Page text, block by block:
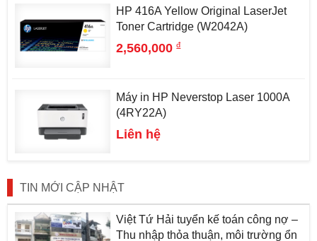
HP 416A Yellow Original LaserJet
Toner Cartridge (W2042A)
2,560,000đ
Máy in HP Neverstop Laser 1000A
(4RY22A)
Liên hệ
TIN MỚI CẬP NHẬT
Việt Tứ Hải tuyển kế toán công nợ –
Thu nhập thỏa thuận, môi trường ổn